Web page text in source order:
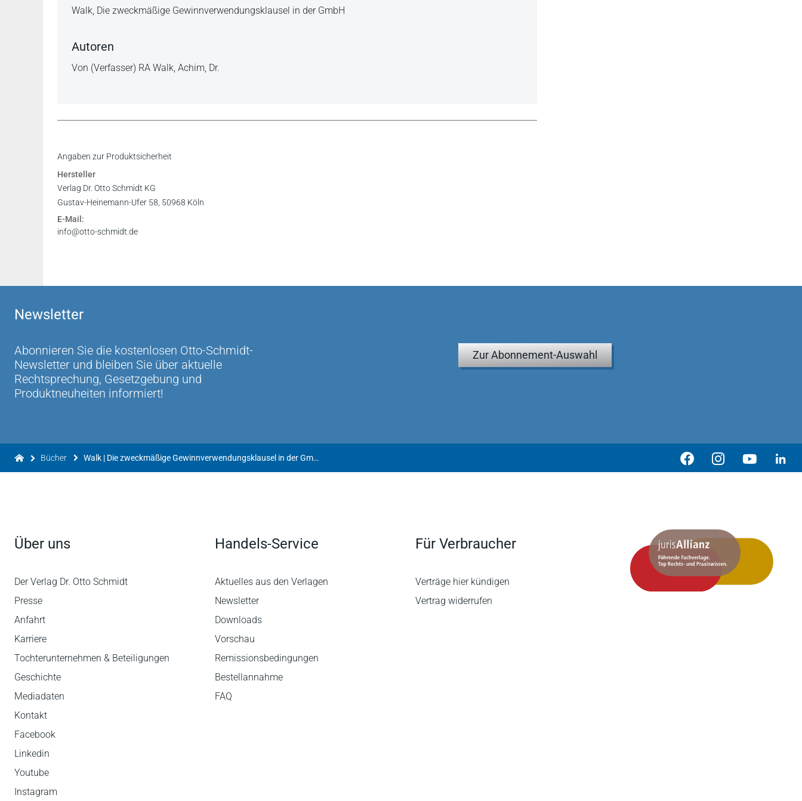
Beschreibung
Walk, Die zweckmäßige Gewinnverwendungsklausel in der GmbH
Autoren
Von (Verfasser) RA Walk, Achim, Dr.
Angaben zur Produktsicherheit
Hersteller
Verlag Dr. Otto Schmidt KG
Gustav-Heinemann-Ufer 58, 50968 Köln
E-Mail:
info@otto-schmidt.de
Newsletter
Abonnieren Sie die kostenlosen Otto-Schmidt-
Newsletter und bleiben Sie über aktuelle
Rechtsprechung, Gesetzgebung und
Produktneuheiten informiert!
Zur Abonnement-Auswahl
Bücher Walk | Die zweckmäßige Gewinnverwendungsklausel in der GmbH
Über uns
Der Verlag Dr. Otto Schmidt
Presse
Anfahrt
Karriere
Tochterunternehmen & Beteiligungen
Geschichte
Mediadaten
Kontakt
Facebook
Linkedin
Youtube
Instagram
Handels-Service
Aktuelles aus den Verlagen
Newsletter
Downloads
Vorschau
Remissionsbedingungen
Bestellannahme
FAQ
Für Verbraucher
Verträge hier kündigen
Vertrag widerrufen